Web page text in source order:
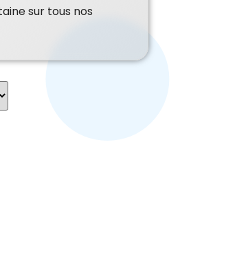
sur tous nos